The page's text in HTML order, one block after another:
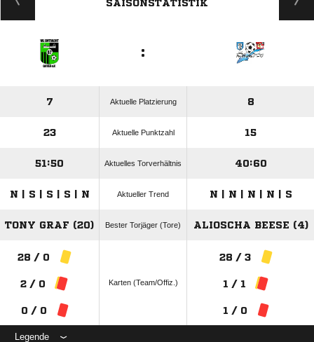
SAISONSTATISTIK
:
7 Aktuelle Platzierung 8
23 Aktuelle Punktzahl 15
51:50 Aktuelles Torverhältnis 40:60
N | S | S | S | N Aktueller Trend N | N | N | N | S
TONY GRAF (20) Bester Torjäger (Tore) ALIOSCHA BEESE (4)
28 / 0
2 / 0
0 / 0
Karten (Team/Offiz.)
28 / 3
1 / 1
1 / 0
Legende